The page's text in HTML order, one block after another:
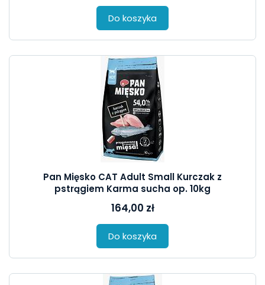
Do koszyka
Pan Mięsko CAT Adult Small Kurczak z
pstrągiem Karma sucha op. 10kg
164,00 zł
Do koszyka